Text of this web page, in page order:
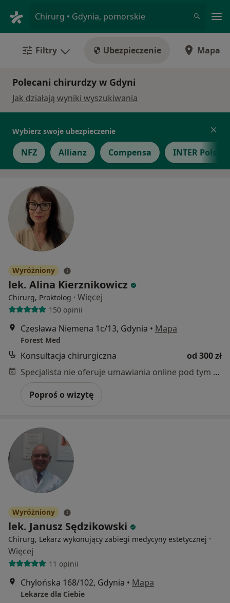
Chirurg • Gdynia, pomorskie
Filtry Ubezpieczenie Mapa
Polecani chirurdzy w Gdyni
Jak działają wyniki wyszukiwania
Wybierz swoje ubezpieczenie
NFZ Allianz Compensa INTER Polska
Wyróżniony
lek. Alina Kierznikowicz
Chirurg, Proktolog · Więcej
150 opinii
Czesława Niemena 1c/13, Gdynia • Mapa
Forest Med
Konsultacja chirurgiczna
od 300 zł
Specjalista nie oferuje umawiania online pod tym adresem.
Poproś o wizytę
Wyróżniony
lek. Janusz Sędzikowski
Chirurg, Lekarz wykonujący zabiegi medycyny estetycznej ·
Więcej
11 opinii
Chylońska 168/102, Gdynia • Mapa
Lekarze dla Ciebie